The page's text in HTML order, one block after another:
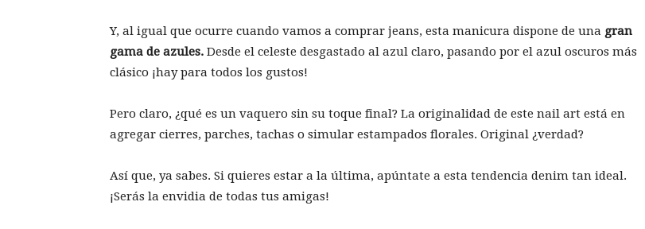
Y, al igual que ocurre cuando vamos a comprar jeans, esta manicura dispone de una gran
gama de azules. Desde el celeste desgastado al azul claro, pasando por el azul oscuros más
clásico ¡hay para todos los gustos!
Pero claro, ¿qué es un vaquero sin su toque final? La originalidad de este nail art está en
agregar cierres, parches, tachas o simular estampados florales. Original ¿verdad?
Así que, ya sabes. Si quieres estar a la última, apúntate a esta tendencia denim tan ideal.
¡Serás la envidia de todas tus amigas!